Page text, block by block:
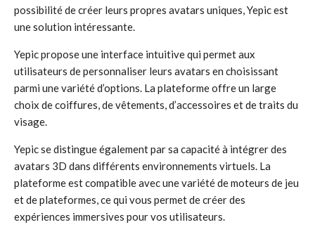
possibilité de créer leurs propres avatars uniques, Yepic est
une solution intéressante.
Yepic propose une interface intuitive qui permet aux
utilisateurs de personnaliser leurs avatars en choisissant
parmi une variété d’options. La plateforme offre un large
choix de coiffures, de vêtements, d’accessoires et de traits du
visage.
Yepic se distingue également par sa capacité à intégrer des
avatars 3D dans différents environnements virtuels. La
plateforme est compatible avec une variété de moteurs de jeu
et de plateformes, ce qui vous permet de créer des
expériences immersives pour vos utilisateurs.